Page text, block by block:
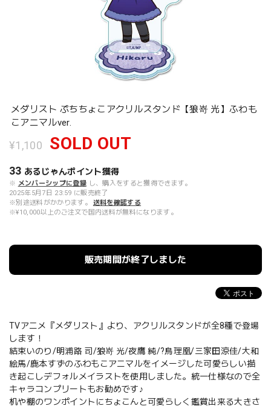
メダリスト ぷちちょこアクリルスタンド【狼嵜 光】ふわも
こアニマルver.
¥1,100 SOLD OUT
33 あるじゃんポイント獲得
※ メンバーシップに登録 し、購入をすると獲得できます。
2025年5月7日 23:59 に販売終了
※別途送料がかかります。
送料を確認する
※¥10,000以上のご注文で国内送料が無料になります。
販売期間が終了しました
TVアニメ『メダリスト』より、アクリルスタンドが全8種で登場
します！
結束いのり/明浦路 司/狼嵜 光/夜鷹 純/?鳥理凰/三家田涼佳/大和
絵馬/鹿本すずのふわもこアニマルをイメージした可愛らしい描
き起こしデフォルメイラストを使用しました。統一仕様なので全
キャラコンプリートもお勧めです♪
机や棚のワンポイントにちょこんと可愛らしく鑑賞出来る大きさ